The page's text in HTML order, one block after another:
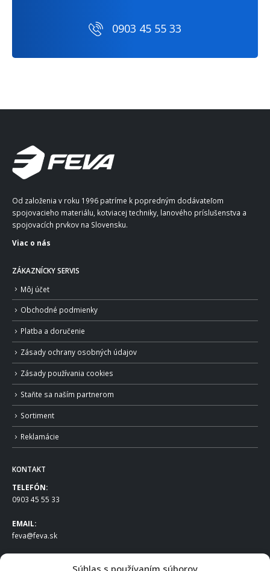
Súhlas s používaním súborov
0903 45 55 33
Od založenia v roku 1996 patríme k popredným dodávateľom
spojovacieho materiálu, kotviacej techniky, lanového príslušenstva a
spojovacích prvkov na Slovensku.
Viac o nás
ZÁKAZNÍCKY SERVIS
Môj účet
Obchodné podmienky
Platba a doručenie
Zásady ochrany osobných údajov
Zásady používania cookies
Staňte sa naším partnerom
Sortiment
Reklamácie
KONTAKT
TELEFÓN:
0903 45 55 33
EMAIL:
feva@feva.sk